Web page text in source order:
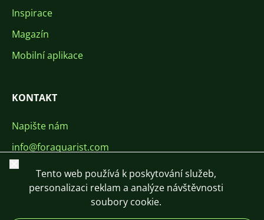
Inspirace
Magazín
Mobilní aplikace
KONTAKT
Napište nám
info@foraquarist.com
+420 603 449 602
Zavřít
Tento web používá k poskytování služeb,
personalizaci reklam a analýze návštěvnosti
soubory cookie.